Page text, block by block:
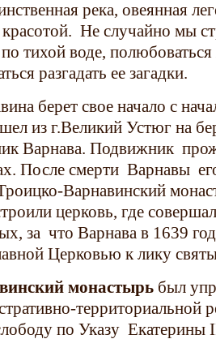
река, овеянная
красотой. Не случайно мы
тихой воде,
разгадать ее загадки.
берет свое начало с
из г.Великий Устюг на
Варнава. Подвижник
После смерти Варнавы
Варнавинский
церковь, где
за что Варнава в 1639
Церковью к лику
монастырь был
территориальной
по Указу Екатерины